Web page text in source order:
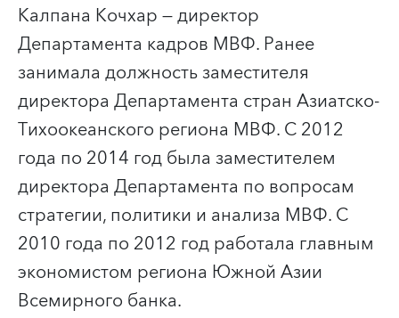
Калпана Кочхар— директор
Департамента кадров МВФ. Ранее
занимала должность заместителя
директора Департамента стран Азиатско-
Тихоокеанского региона МВФ. С 2012
года по 2014 год была заместителем
директора Департамента по вопросам
стратегии, политики и анализа МВФ. С
2010 года по 2012 год работала главным
экономистом региона Южной Азии
Всемирного банка.